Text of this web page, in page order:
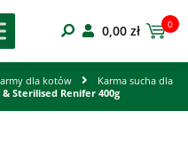
0,00 zł 0
dla kotów
Karma sucha dla
& Sterilised Renifer 400g